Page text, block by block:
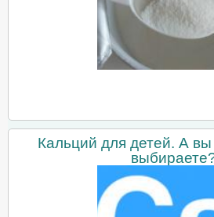
Кальций для детей. А вы